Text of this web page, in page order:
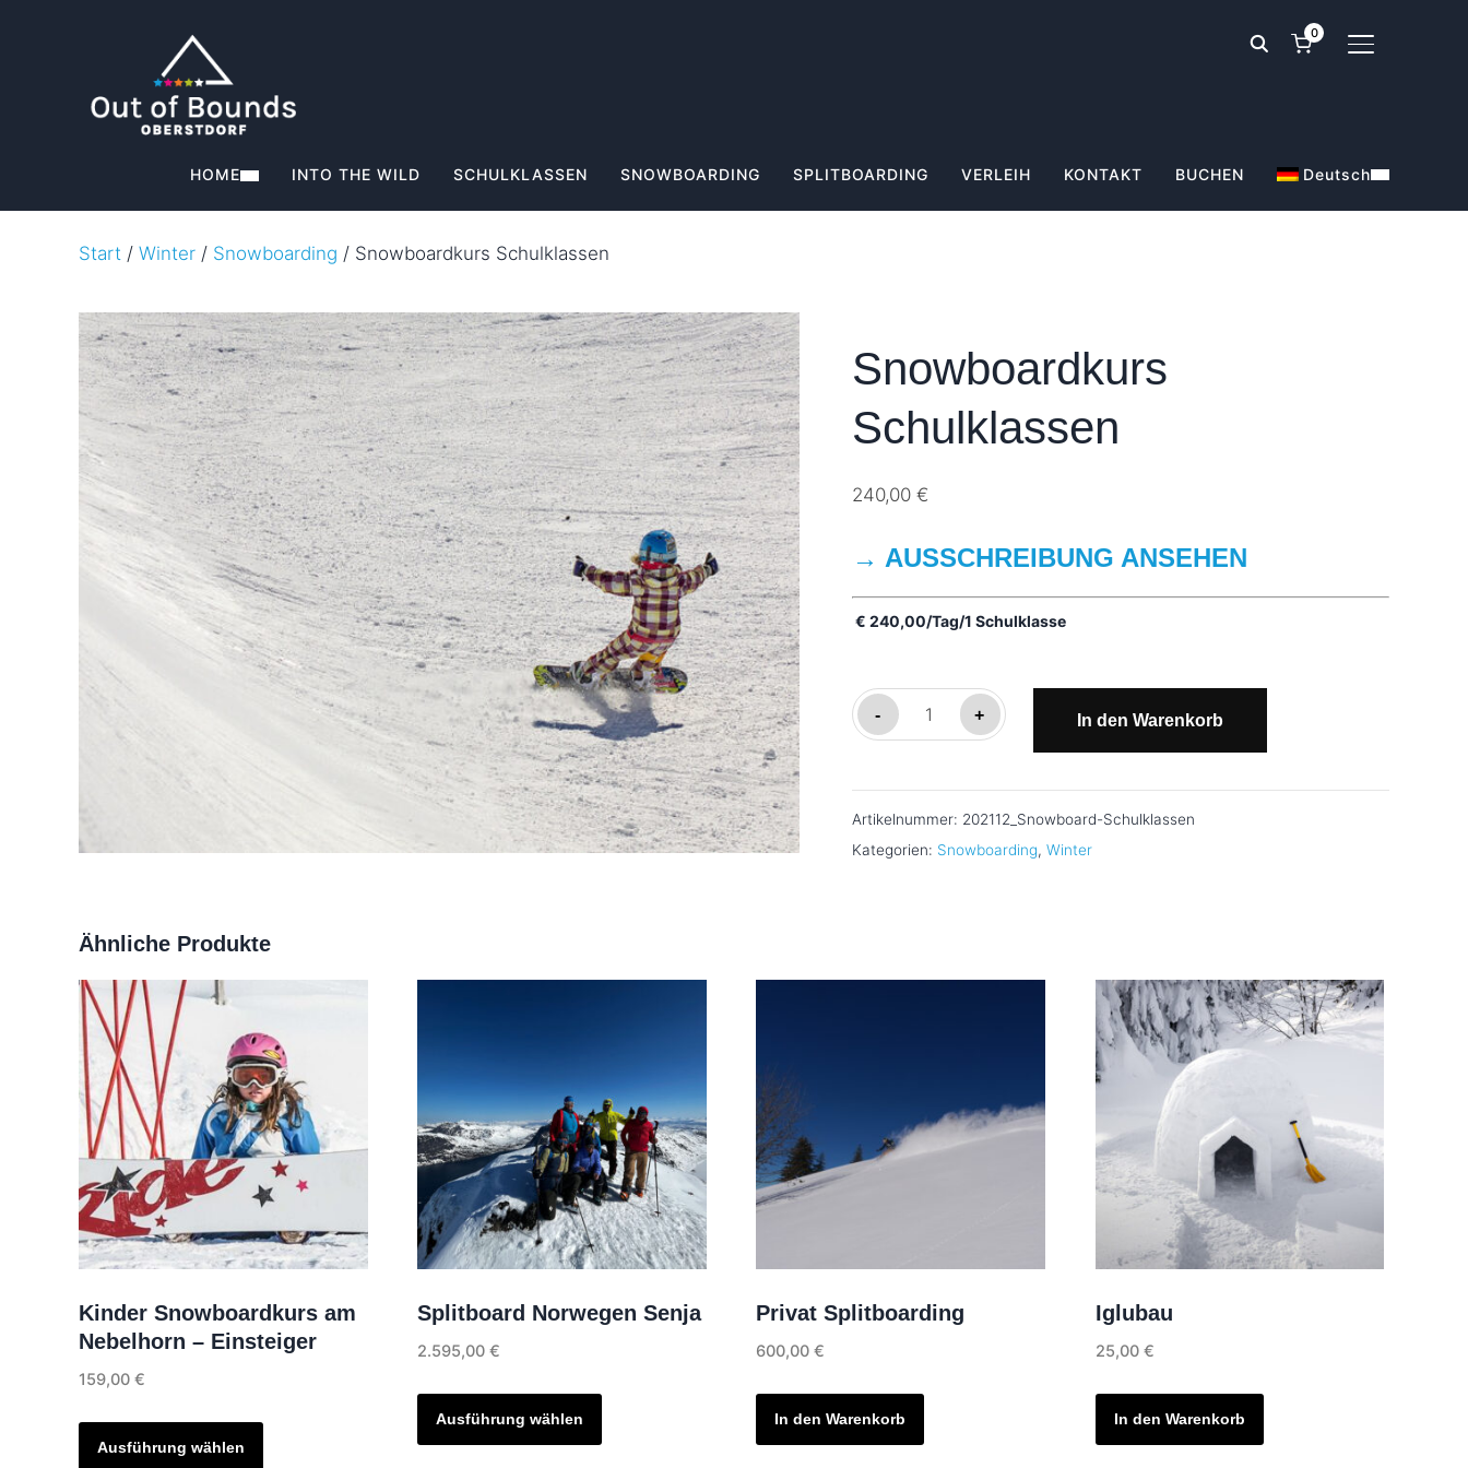
0
HOME INTO THE WILD SCHULKLASSEN SNOWBOARDING SPLITBOARDING VERLEIH KONTAKT BUCHEN Deutsch
Start / Winter / Snowboarding / Snowboardkurs Schulklassen
Snowboardkurs
Schulklassen
240,00 €
→ AUSSCHREIBUNG ANSEHEN
€ 240,00/Tag/1 Schulklasse
-
Snowboardkurs
Schulklassen
+ In den Warenkorb
Artikelnummer: 202112_Snowboard-Schulklassen
Kategorien: Snowboarding, Winter
Ähnliche Produkte
Kinder Snowboardkurs am
Nebelhorn – Einsteiger
159,00 €
Ausführung wählen
Splitboard Norwegen Senja
2.595,00€
Ausführung wählen
weist
Privat Splitboarding
600,00€
In den Warenkorb
Iglubau
25,00 €
In den Warenkorb